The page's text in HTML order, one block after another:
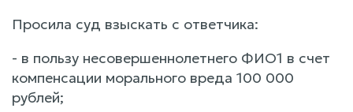
Просила суд взыскать с ответчика:
- в пользу несовершеннолетнего ФИО1 в счет
компенсации морального вреда 100 000
рублей;